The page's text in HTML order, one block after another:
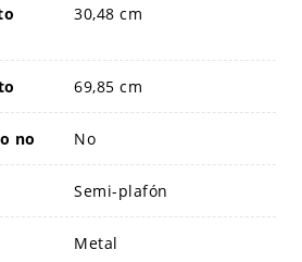
30,48 cm
69,85 cm
no No
Semi-plafón
Metal